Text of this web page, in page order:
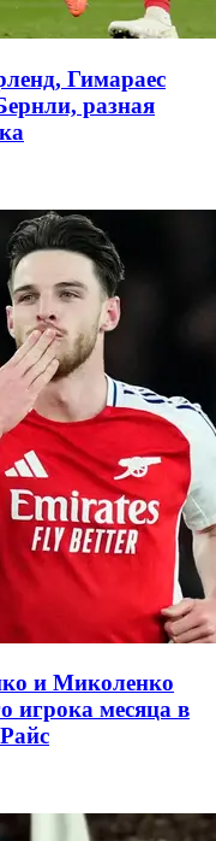
Гимараес
разная
и Миколенко
игрока месяца в